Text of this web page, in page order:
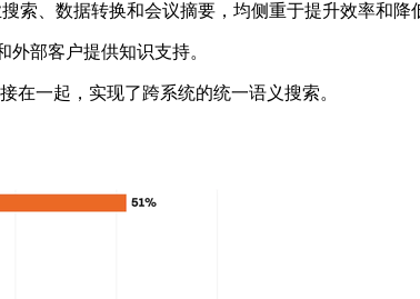
、数据转换和会议摘要，均侧重于提升效率和降
部客户提供知识支持。
一起，实现了跨系统的统一语义搜索。